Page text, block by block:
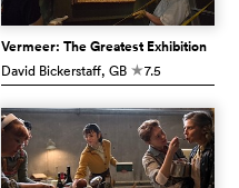
Vermeer: The Greatest Exhibition
David Bickerstaff, GB c7.5